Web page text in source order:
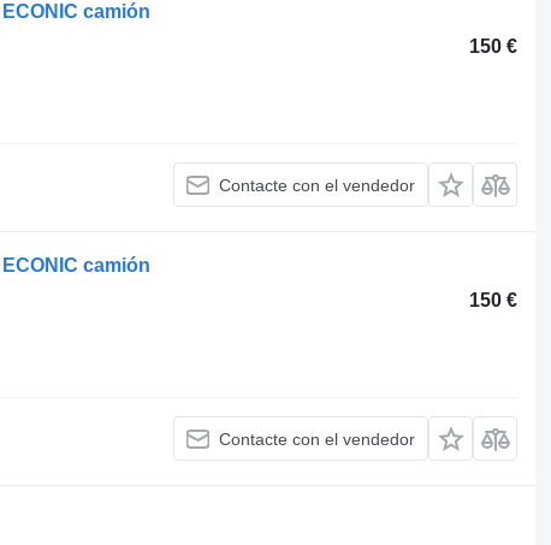
camión
150 €
Contacte con el vendedor
camión
150 €
Contacte con el vendedor